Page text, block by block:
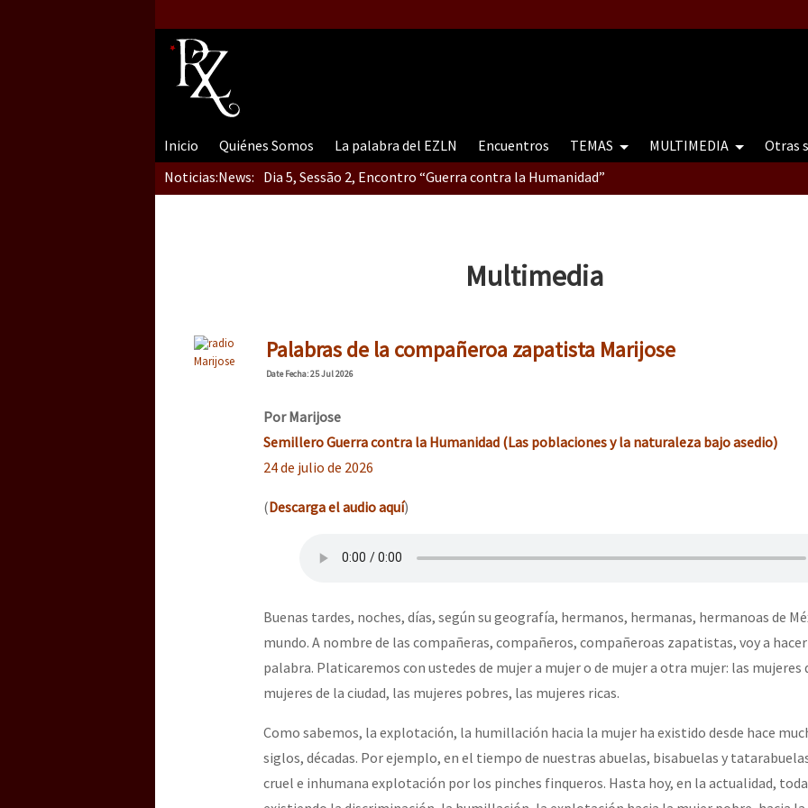
Inicio Quiénes Somos La palabra del EZLN Encuentros TEMAS MULTIMEDIA Otras
Noticias:News: Dia 5, Sessão 2, Encontro “Guerra contra la Humanidad”
Dia 1: Encontro “Guerra contra a Humanidade”
[CDMX – 20 julio] Jornadas globales por la libertad de Jesús Plácido Galindo y el alto a la
Se o México sabe, que o mundo saiba! Nossas lutas pela memória, a justiça e a dignidade
Multimedia
Marijose Palabras de la compañeroa zapatista Marijose
DateFecha: 25 Jul 2026
Por Marijose
Semillero Guerra contra la Humanidad (Las poblaciones y la naturaleza bajo asedio)
24 de julio de 2026
(Descarga el audio aquí)
Buenas tardes, noches, días, según su geografía, hermanos, hermanas, hermanoas de
mundo. A nombre de las compañeras, compañeros, compañeroas zapatistas, voy a hacer
palabra. Platicaremos con ustedes de mujer a mujer o de mujer a otra mujer: las mujeres
mujeres de la ciudad, las mujeres pobres, las mujeres ricas.
Como sabemos, la explotación, la humillación hacia la mujer ha existido desde hace
siglos, décadas. Por ejemplo, en el tiempo de nuestras abuelas, bisabuelas y
cruel e inhumana explotación por los pinches finqueros. Hasta hoy, en la actualidad,